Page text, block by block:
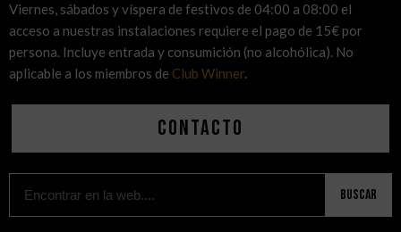
Viernes, sábados y víspera de festivos de 04:00 a 08:00 el
acceso a nuestras instalaciones requiere el pago de 15€ por
persona. Incluye entrada y consumición (no alcohólica). No
aplicable a los miembros de Club Winner.
Contacto
Buscar